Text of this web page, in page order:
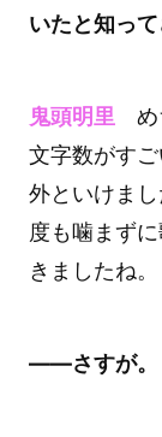
いたと知っ
鬼頭明里 め
文字数がす
外といけま
度も噛まず
きましたね。
――さすが。